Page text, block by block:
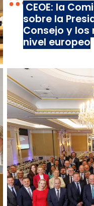
CEOE: la
sobre la
Consejo y
nivel europeo